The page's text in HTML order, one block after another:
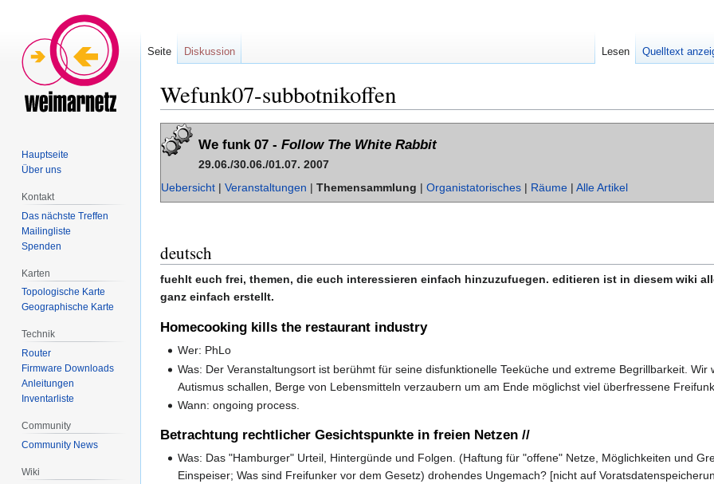
Wefunk07-subbotnikoffen
Zur
Navigation
springen
Zur
Suche
springen
We funk 07 - Follow The White Rabbit
29.06./30.06./01.07. 2007
Uebersicht | Veranstaltungen | Themensammlung | Organistatorisches | Räume | Alle Artikel
deutsch
fuehlt euch frei, themen, die euch interessieren einfach hinzuzufuegen. editieren ist in diesem wiki
ganz einfach erstellt.
Homecooking kills the restaurant industry
Wer: PhLo
Was: Der Veranstaltungsort ist berühmt für seine disfunktionelle Teeküche und extreme Begrillbarkeit.
Autismus schallen, Berge von Lebensmitteln verzaubern um am Ende möglichst viel überfressene
Wann: ongoing process.
Betrachtung rechtlicher Gesichtspunkte in freien Netzen //
Was: Das "Hamburger" Urteil, Hintergünde und Folgen. (Haftung für "offene" Netze, Möglichkeiten und
Einspeiser; Was sind Freifunker vor dem Gesetz) drohendes Ungemach? [nicht auf
Seite Diskussion Lesen Quelltext
Hauptseite
Über uns
Kontakt
Das nächste Treffen
Mailingliste
Spenden
Karten
Topologische Karte
Geographische Karte
Technik
Router
Firmware Downloads
Anleitungen
Inventarliste
Community
Community News
Wiki